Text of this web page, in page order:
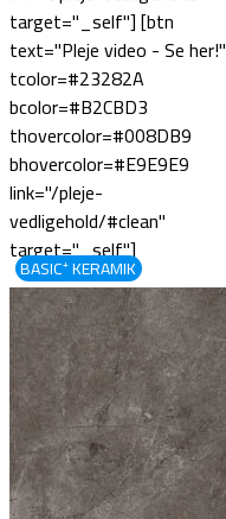
target="_self"] [btn
text="Pleje video - Se her!"
tcolor=#23282A
bcolor=#B2CBD3
thovercolor=#008DB9
bhovercolor=#E9E9E9
link="/pleje-
vedligehold/#clean"
target="_self"]
BASIC⁺ KERAMIK